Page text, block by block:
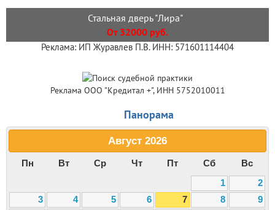
Стальная дверь "Лира"
От 32000 руб.
Реклама: ИП Журавлев П.В. ИНН: 571601114404
Реклама ООО "Кредитал +", ИНН 5752010011
Панорама
Август 2026
Пн Вт Ср Чт Пт Сб
Вс
1
2
3
4 5 6 7 8
9